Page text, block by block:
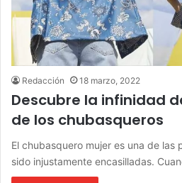
Redacción 18 marzo, 2022
Descubre la infinidad
de los chubasqueros
El chubasquero mujer es una de las
sido injustamente encasilladas.